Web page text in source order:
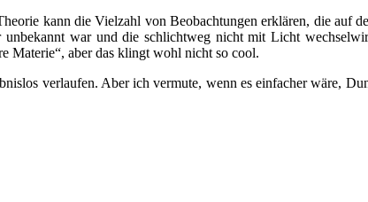
kann die Vielzahl von Beobachtungen erklären, die auf
war und die schlichtweg nicht mit Licht
Materie“, aber das klingt wohl nicht so cool.
verlaufen. Aber ich vermute, wenn es einfacher wäre,